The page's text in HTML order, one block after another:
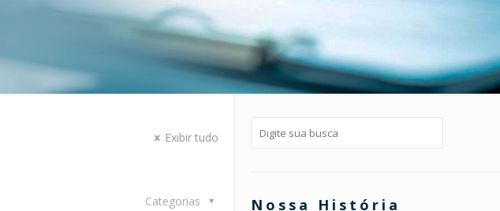
Exibir tudo
Categorias Nossa História